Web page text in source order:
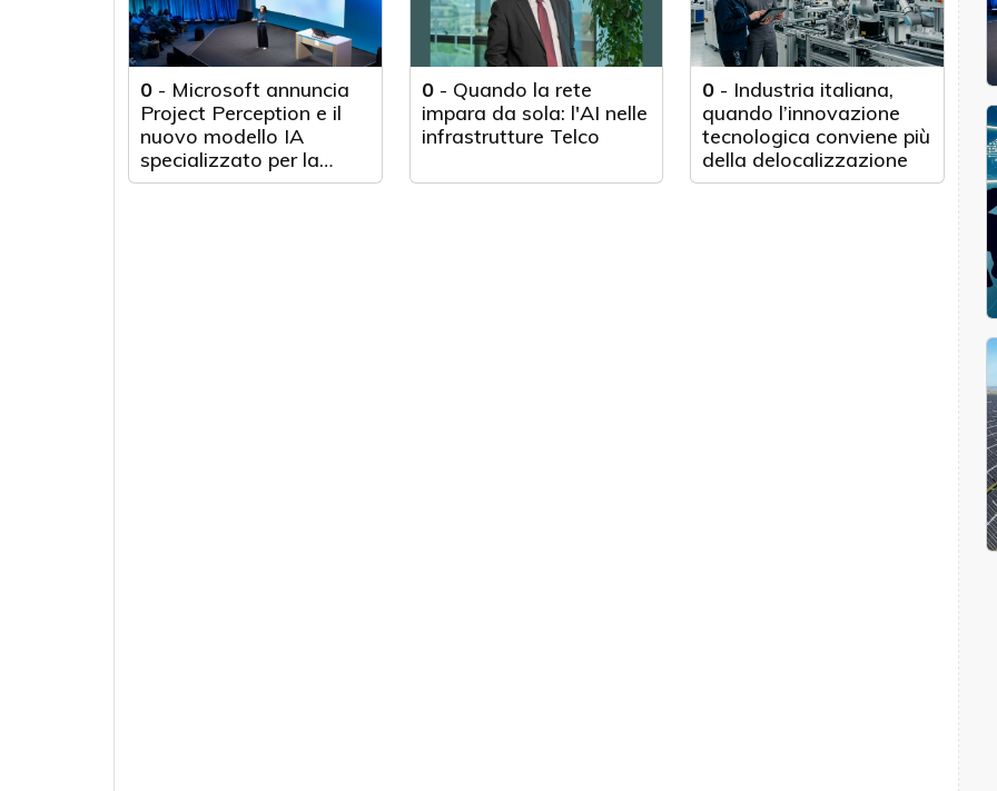
0 - Microsoft annuncia
Project Perception e il
nuovo modello IA
specializzato per la
cybersecurity
0- Quando la rete
impara da sola: l'AI nelle
infrastrutture Telco
0 - Industria italiana,
quando l’innovazione
tecnologica conviene più
della delocalizzazione